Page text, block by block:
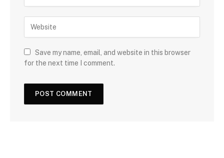
Save my name, email, and website in this browser
for the next time I comment.